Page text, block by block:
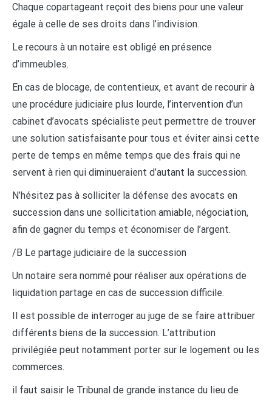
Chaque copartageant reçoit des biens pour une valeur
égale à celle de ses droits dans l’indivision.
Le recours à un notaire est obligé en présence
d’immeubles.
En cas de blocage, de contentieux, et avant de recourir à
une procédure judiciaire plus lourde, l’intervention d’un
cabinet d’avocats spécialiste peut permettre de trouver
une solution satisfaisante pour tous et éviter ainsi cette
perte de temps en même temps que des frais qui ne
servent à rien qui diminueraient d’autant la succession.
N’hésitez pas à solliciter la défense des avocats en
succession dans une sollicitation amiable, négociation,
afin de gagner du temps et économiser de l’argent.
/B Le partage judiciaire de la succession
Un notaire sera nommé pour réaliser aux opérations de
liquidation partage en cas de succession difficile.
Il est possible de interroger au juge de se faire attribuer
différents biens de la succession. L’attribution
privilégiée peut notamment porter sur le logement ou les
commerces.
il faut saisir le Tribunal de grande instance du lieu de